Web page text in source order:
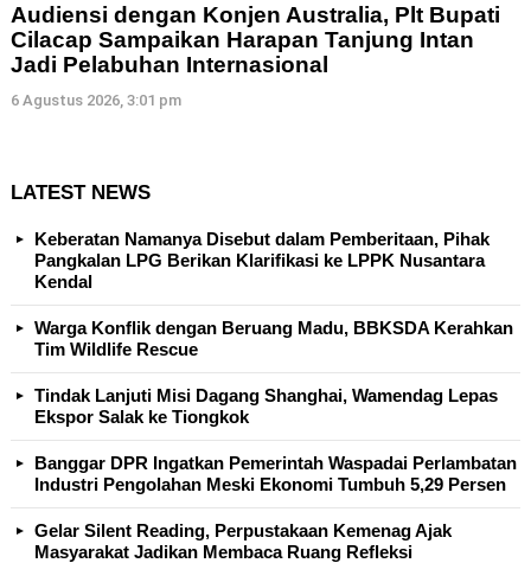
Audiensi dengan Konjen Australia, Plt Bupati
Cilacap Sampaikan Harapan Tanjung Intan
Jadi Pelabuhan Internasional
6 Agustus 2026, 3:01 pm
LATEST NEWS
Keberatan Namanya Disebut dalam Pemberitaan, Pihak
Pangkalan LPG Berikan Klarifikasi ke LPPK Nusantara
Kendal
Warga Konflik dengan Beruang Madu, BBKSDA Kerahkan
Tim Wildlife Rescue
Tindak Lanjuti Misi Dagang Shanghai, Wamendag Lepas
Ekspor Salak ke Tiongkok
Banggar DPR Ingatkan Pemerintah Waspadai Perlambatan
Industri Pengolahan Meski Ekonomi Tumbuh 5,29 Persen
Gelar Silent Reading, Perpustakaan Kemenag Ajak
Masyarakat Jadikan Membaca Ruang Refleksi